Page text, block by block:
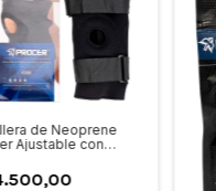
de Neoprene
Ajustable con